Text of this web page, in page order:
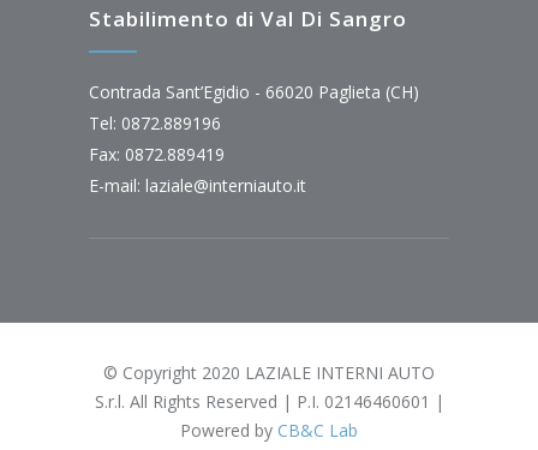
Stabilimento di Val Di Sangro
Contrada Sant’Egidio - 66020 Paglieta (CH)
Tel: 0872.889196
Fax: 0872.889419
E-mail: laziale@interniauto.it
© Copyright 2020 LAZIALE INTERNI AUTO
S.r.l. All Rights Reserved | P.I. 02146460601 |
Powered by CB&C Lab